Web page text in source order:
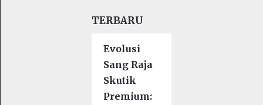
TERBARU
Evolusi
Sang Raja
Skutik
Premium: